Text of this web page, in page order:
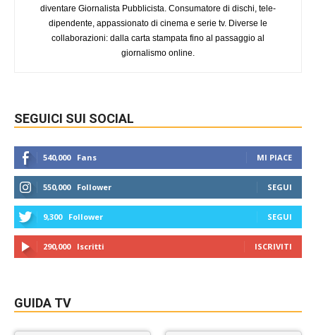
diventare Giornalista Pubblicista. Consumatore di dischi, tele-
dipendente, appassionato di cinema e serie tv. Diverse le
collaborazioni: dalla carta stampata fino al passaggio al
giornalismo online.
SEGUICI SUI SOCIAL
540,000 Fans MI PIACE
550,000 Follower SEGUI
9,300 Follower SEGUI
290,000 Iscritti ISCRIVITI
GUIDA TV